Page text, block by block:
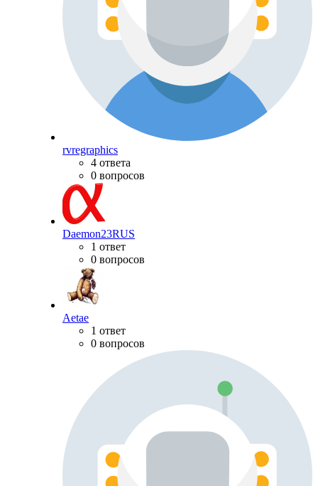
rvregraphics
4 ответа
0 вопросов
Daemon23RUS
1 ответ
0 вопросов
Aetae
1 ответ
0 вопросов